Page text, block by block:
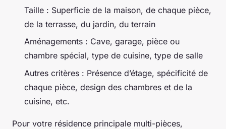
Taille : Superficie de la maison, de chaque pièce,
de la terrasse, du jardin, du terrain
Aménagements : Cave, garage, pièce ou
chambre spécial, type de cuisine, type de salle
Autres critères : Présence d’étage, spécificité de
chaque pièce, design des chambres et de la
cuisine, etc.
Pour votre résidence principale multi-pièces,